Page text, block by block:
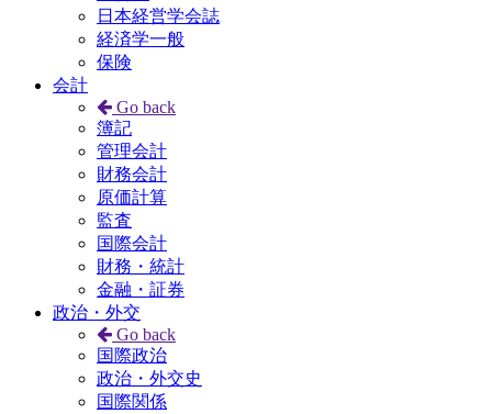
日本経営学会誌
経済学一般
保険
会計
Go back
簿記
管理会計
財務会計
原価計算
監査
国際会計
財務・統計
金融・証券
政治・外交
Go back
国際政治
政治・外交史
国際関係